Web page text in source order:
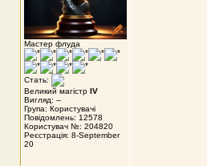
Мастер флуда
Стать:
Великий магістр IV
Вигляд: --
Група: Користувачі
Повідомлень: 12578
Користувач №: 204820
Реєстрація: 8-September
20